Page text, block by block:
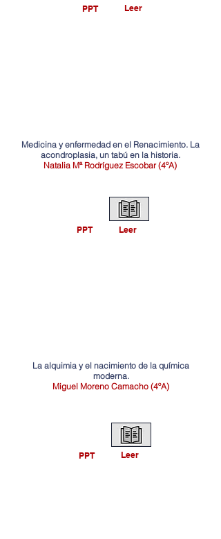
PPT Leer
Medicina y enfermedad en el Renacimiento. La
acondroplasia, un tabú en la historia.
Natalia Mª Rodríguez Escobar (4ºA)
PPT Leer
La alquimia y el nacimiento de la química
moderna.
Miguel Moreno Camacho (4ºA)
PPT Leer